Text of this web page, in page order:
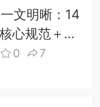
文明晰：14
心规范＋备
0
7